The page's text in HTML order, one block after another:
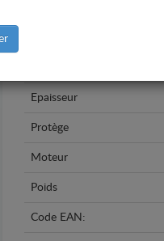
Epaisseur
Protège
Moteur
Poids
Code EAN: